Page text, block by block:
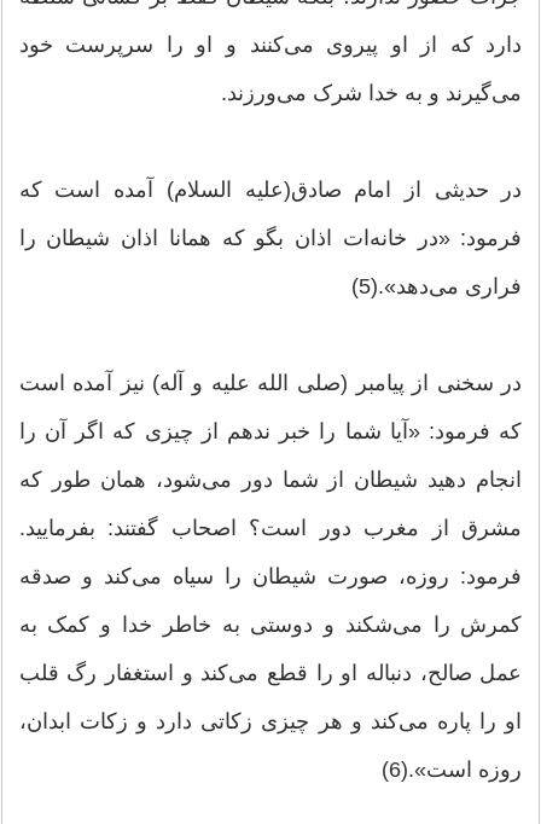
دارد که از او پیروی می‌کنند و او را سرپرست خود
می‌گیرند و به خدا شرک می‌ورزند.
در حدیثی از امام صادق(علیه السلام) آمده است که
فرمود: «در خانه‌ات اذان بگو که همانا اذان شیطان را
فراری می‌دهد».(5)
در سخنی از پیامبر (صلی الله علیه و آله) نیز آمده است
که فرمود: «آیا شما را خبر ندهم از چیزی که اگر آن را
انجام دهید شیطان از شما دور می‌شود، همان طور که
مشرق از مغرب دور است؟ اصحاب گفتند: بفرمایید.
فرمود: روزه، صورت شیطان را سیاه می‌کند و صدقه
کمرش را می‌شکند و دوستی به خاطر خدا و کمک به
عمل صالح، دنباله او را قطع می‌كند و استغفار رگ قلب
او را پاره می‌کند و هر چیزی زکاتی دارد و زکات ابدان،
روزه است».(6)